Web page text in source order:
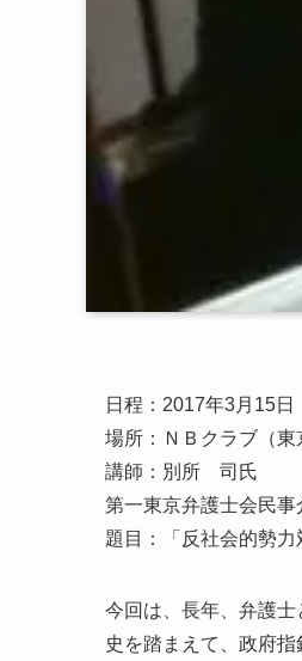
日程：2017年3月15
場所：ＮＢクラブ（
講師：別所 司氏
第一東京弁護士会民
題目：「反社会的勢
今回は、長年、弁護
史を踏まえて、政府